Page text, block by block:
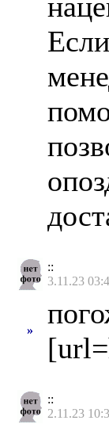
::
3.11.23
»
::
2.11.23